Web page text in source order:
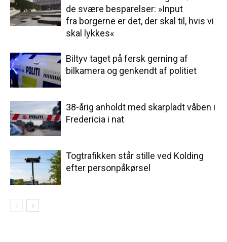
de svære besparelser: »Input
fra borgerne er det, der skal til, hvis vi
skal lykkes«
Biltyv taget på fersk gerning af
bilkamera og genkendt af politiet
38-årig anholdt med skarpladt våben i
Fredericia i nat
Togtrafikken står stille ved Kolding
efter personpåkørsel